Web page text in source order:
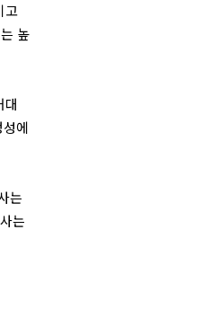
고
높
에
는
는